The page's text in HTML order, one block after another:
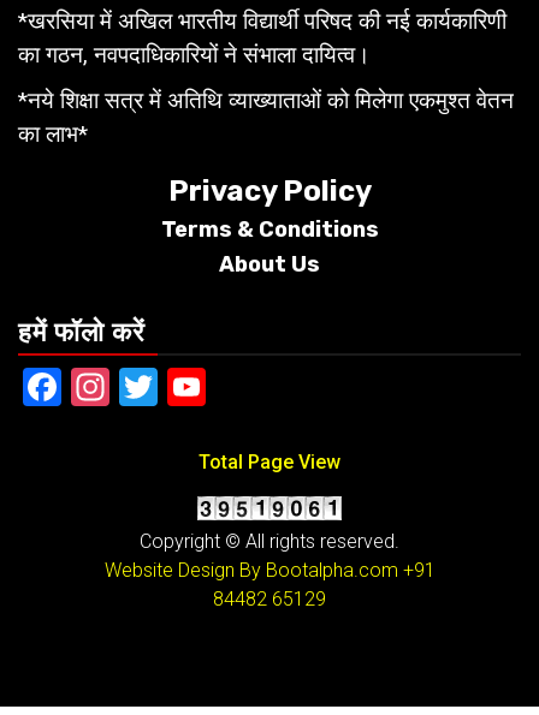
*खरसिया में अखिल भारतीय विद्यार्थी परिषद की नई कार्यकारिणी
का गठन, नवपदाधिकारियों ने संभाला दायित्व।
*नये शिक्षा सत्र में अतिथि व्याख्याताओं को मिलेगा एकमुश्त वेतन
का लाभ*
Privacy Policy
Terms & Conditions
About Us
हमें फॉलो करें
Facebook
Instagram
Twitter
Total Page View
Copyright © All rights reserved.
Website Design By Bootalpha.com +91
84482 65129